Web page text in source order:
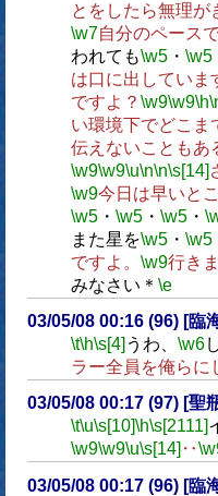
とをしたら無理が
\w7自分のペース
われても\w5・ \w5
は口に出していま
ですよ？ \w9\w9\h
い環境下でどこま
伝えないこともあ
\w9\w9\u\n\n\s[14]
\w9今日は早いと
\w5・ \w5・ \w5・
また星を\w5・ \w5
ですよ。 \w9行き
みなさい＊ \e
03/05/08 00:16 (96) [臨
\t\h\s[4] うわ、 \w6
ラー全員を俺らに
03/05/08 00:17 (97) [聖
\t\u\s[10] \h\s[2111]
\w9\w9\u\s[14] ‥
03/05/08 00:17 (96) [臨